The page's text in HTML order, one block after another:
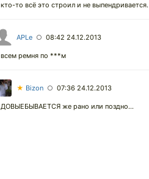
кто-то всё это строил и не выпендривается.
APLe ○ 08:42 24.12.2013
всем ремня по ***м
★ Bizon ○ 07:36 24.12.2013
ДОВЫЕБЫВАЕТСЯ же рано или поздно...